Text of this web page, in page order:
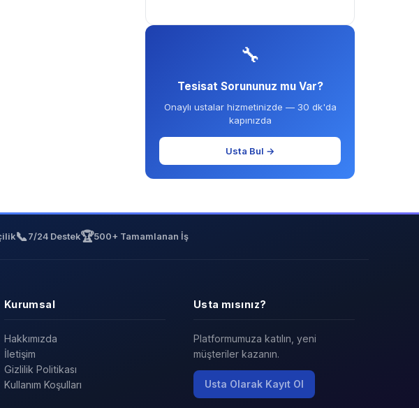
🔧
Tesisat Sorununuz mu Var?
Onaylı ustalar hizmetinizde — 30 dk'da
kapınızda
Usta Bul →
📞 7/24 Destek🏆500+ Tamamlanan İş
Kurumsal
Hakkımızda
İletişim
Gizlilik Politikası
Kullanım Koşulları
Usta mısınız?
Platformumuza katılın, yeni
müşteriler kazanın.
Usta Olarak Kayıt Ol